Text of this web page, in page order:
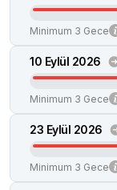
Minimum 3 Gece
10 Eylül 2026
Minimum 3 Gece
23 Eylül 2026
Minimum 3 Gece